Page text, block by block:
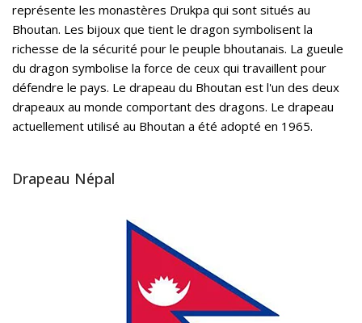
représente les monastères Drukpa qui sont situés au
Bhoutan. Les bijoux que tient le dragon symbolisent la
richesse de la sécurité pour le peuple bhoutanais. La gueule
du dragon symbolise la force de ceux qui travaillent pour
défendre le pays. Le drapeau du Bhoutan est l'un des deux
drapeaux au monde comportant des dragons. Le drapeau
actuellement utilisé au Bhoutan a été adopté en 1965.
Drapeau Népal